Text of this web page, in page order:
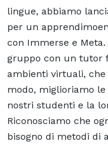
lingue, abbiamo
per un
con Immerse e
gruppo con un tutor
ambienti virtuali,
modo, miglioriamo
nostri studenti e la
Riconosciamo che
bisogno di metodi di